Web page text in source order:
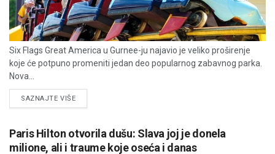
Six Flags Great America u Gurnee-ju najavio je veliko proširenje
koje će potpuno promeniti jedan deo popularnog zabavnog parka.
Nova...
SAZNAJTE VIŠEDETAILS
Paris Hilton otvorila dušu: Slava joj je donela
milione, ali i traume koje oseća i danas